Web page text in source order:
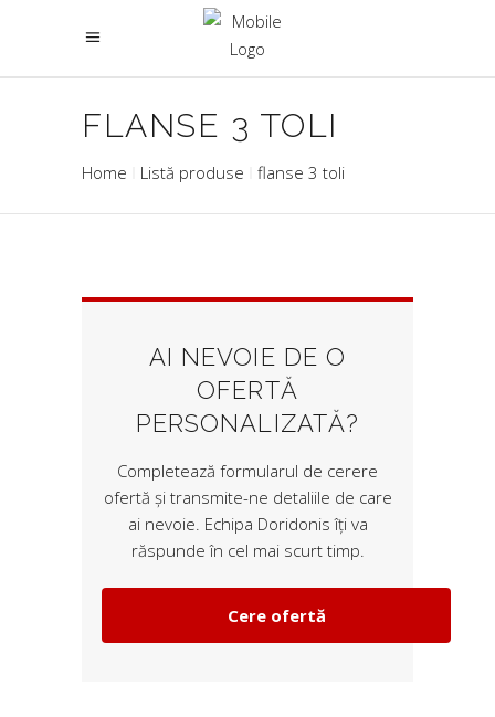
FLANSE 3 TOLI
Home Listă produse flanse 3 toli
AI NEVOIE DE O
OFERTĂ
PERSONALIZATĂ?
Completează formularul de cerere
ofertă și transmite-ne detaliile de care
ai nevoie. Echipa Doridonis îți va
răspunde în cel mai scurt timp.
Cere ofertă